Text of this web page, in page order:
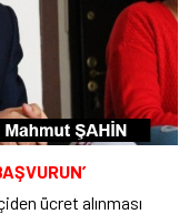
ücret alınması